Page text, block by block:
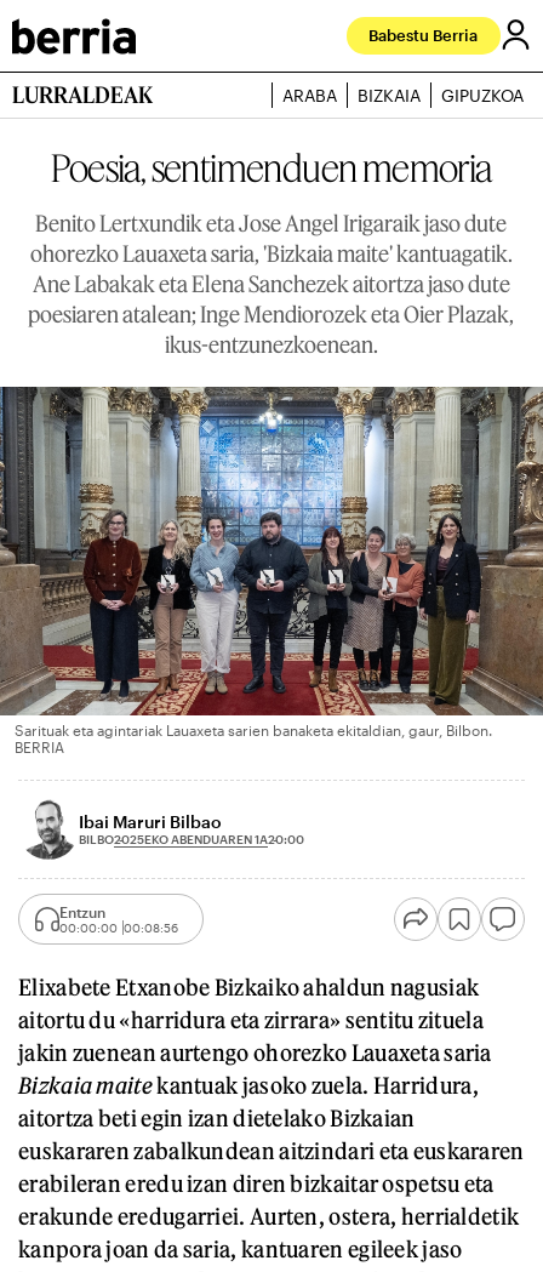
Babestu Berria
LURRALDEAK ARABA BIZKAIA GIPUZKOA
Poesia, sentimenduen memoria
Benito Lertxundik eta Jose Angel Irigaraik jaso dute
ohorezko Lauaxeta saria, 'Bizkaia maite' kantuagatik.
Ane Labakak eta Elena Sanchezek aitortza jaso dute
poesiaren atalean; Inge Mendiorozek eta Oier Plazak,
ikus-entzunezkoenean.
Sarituak eta agintariak Lauaxeta sarien banaketa ekitaldian, gaur, Bilbon.
BERRIA
Ibai Maruri Bilbao
BILBO2025EKO ABENDUAREN 1A20:00
Entzun
00:00:00 00:08:56
Elixabete Etxanobe Bizkaiko ahaldun nagusiak
aitortu du «harridura eta zirrara» sentitu zituela
jakin zuenean aurtengo ohorezko Lauaxeta saria
Bizkaia maitekantuak jasoko zuela. Harridura,
aitortza beti egin izan dietelako Bizkaian
euskararen zabalkundean aitzindari eta euskararen
erabileran eredu izan diren bizkaitar ospetsu eta
erakunde eredugarriei. Aurten, ostera, herrialdetik
kanpora joan da saria, kantuaren egileek jaso